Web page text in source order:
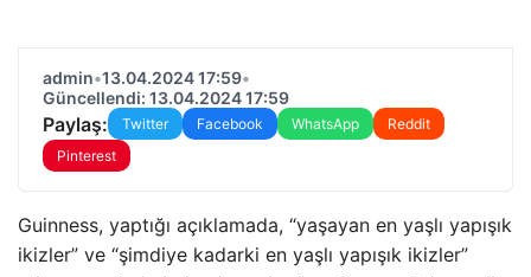
admin•13.04.2024 17:59•
Güncellendi: 13.04.2024 17:59
Paylaş: Twitter Facebook WhatsApp
Reddit
Pinterest
Guinness, yaptığı açıklamada, “yaşayan en yaşlı yapışık
ikizler” ve “şimdiye kadarki en yaşlı yapışık ikizler”